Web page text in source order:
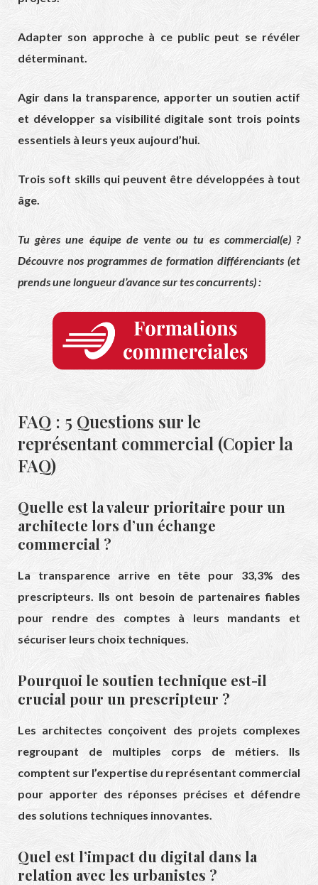
Adapter son approche à ce public peut se révéler
déterminant.
Agir dans la transparence, apporter un soutien actif
et développer sa visibilité digitale sont trois points
essentiels à leurs yeux aujourd’hui.
Trois soft skills qui peuvent être développées à tout
âge.
Tu gères une équipe de vente ou tu es commercial(e) ?
Découvre nos programmes de formation différenciants (et
prends une longueur d’avance sur tes concurrents) :
FAQ : 5 Questions sur le
représentant commercial (Copier la
FAQ)
Quelle est la valeur prioritaire pour un
architecte lors d’un échange
commercial ?
La transparence arrive en tête pour 33,3% des
prescripteurs. Ils ont besoin de partenaires fiables
pour rendre des comptes à leurs mandants et
sécuriser leurs choix techniques.
Pourquoi le soutien technique est-il
crucial pour un prescripteur ?
Les architectes conçoivent des projets complexes
regroupant de multiples corps de métiers. Ils
comptent sur l’expertise du représentant commercial
pour apporter des réponses précises et défendre
des solutions techniques innovantes.
Quel est l’impact du digital dans la
relation avec les urbanistes ?